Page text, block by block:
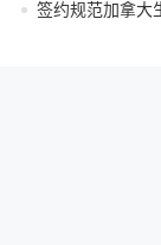
签约规范加拿大